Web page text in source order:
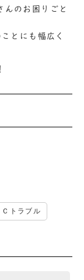
んのお困りごと
とにも幅広く
Ｃトラブル